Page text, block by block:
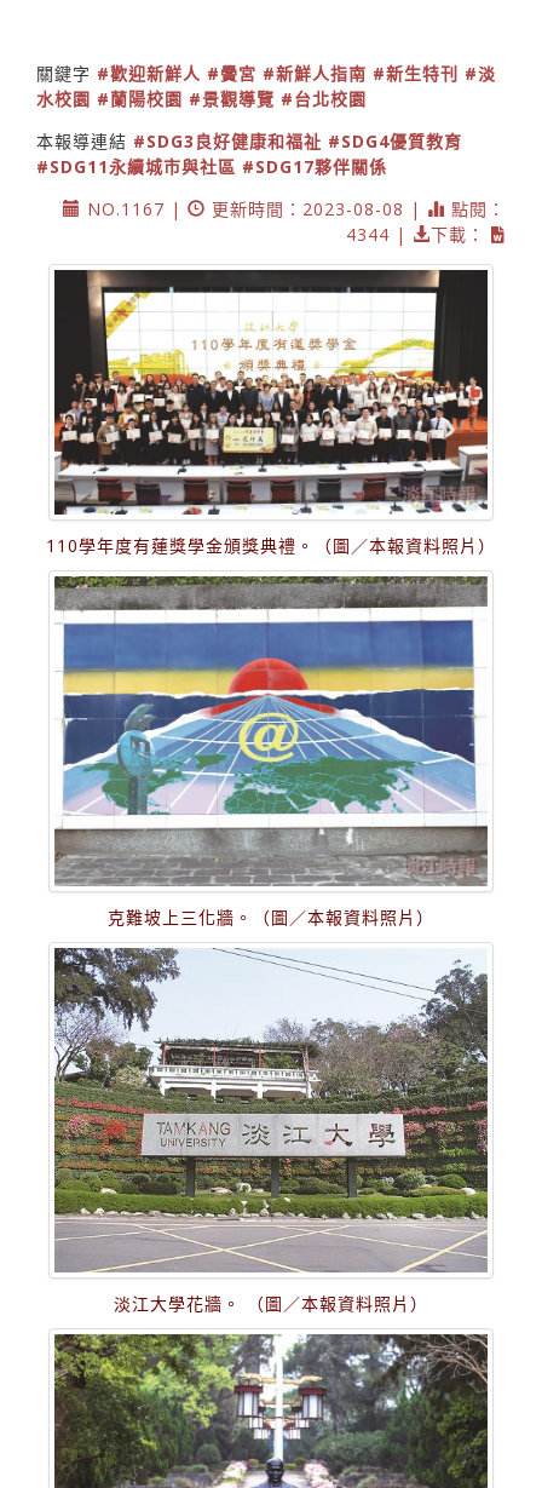
關鍵字 #歡迎新鮮人 #黌宮 #新鮮人指南 #新生特刊 #淡
水校園 #蘭陽校園 #景觀導覽 #台北校園
本報導連結 #SDG3良好健康和福祉 #SDG4優質教育
#SDG11永續城市與社區 #SDG17夥伴關係
NO.1167 |
更新時間：2023-08-08 |
點閱：
4344 |
下載：
110學年度有蓮獎學金頒獎典禮。（圖／本報資料照片）
克難坡上三化牆。（圖／本報資料照片）
淡江大學花牆。 （圖／本報資料照片）